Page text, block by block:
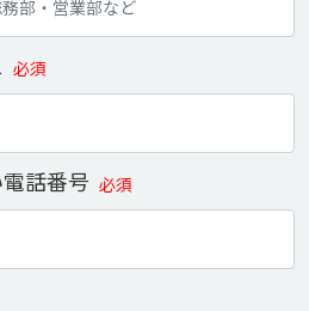
必須
話番号 必須